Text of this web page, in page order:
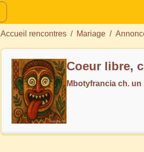
Accueil rencontres Mariage
Coeur libre,
Mbotyfrancia ch. un